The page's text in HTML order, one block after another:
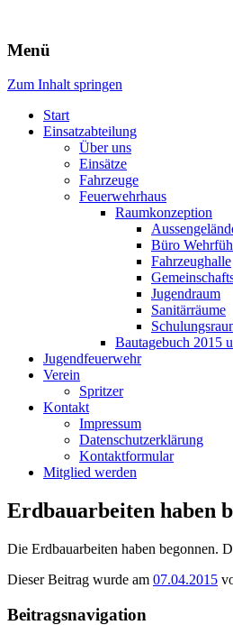
Freiwillige
Menü
Zum Inhalt springen
Start
Einsatzabteilung
Über uns
Einsätze
Fahrzeuge
Feuerwehrhaus
Raumkonzeption
Büro
Fahrzeughalle
Jugendraum
Sanitärräume
Bautagebuch 2015
Jugendfeuerwehr
Verein
Spritzer
Kontakt
Impressum
Datenschutzerklärung
Kontaktformular
Mitglied werden
Erdbauarbeiten haben
Die Erdbauarbeiten haben begonnen.
Dieser Beitrag wurde am 07.04.2015
Beitragsnavigation